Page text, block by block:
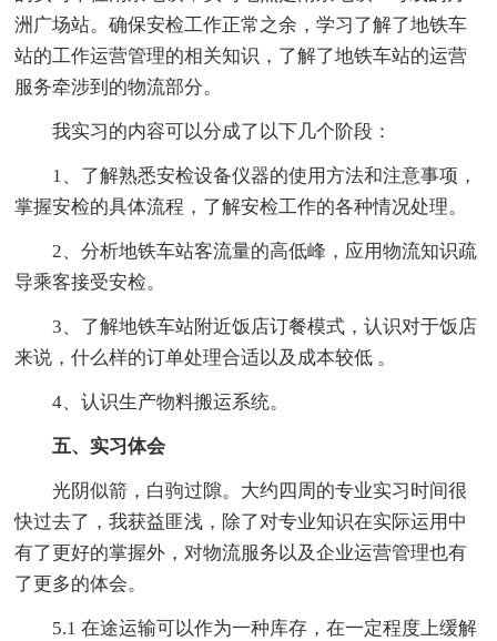
洲广场站。确保安检工作正常之余，学习了解了地铁车
站的工作运营管理的相关知识，了解了地铁车站的运营
服务牵涉到的物流部分。
我实习的内容可以分成了以下几个阶段：
1、了解熟悉安检设备仪器的使用方法和注意事项，
掌握安检的具体流程，了解安检工作的各种情况处理。
2、分析地铁车站客流量的高低峰，应用物流知识疏
导乘客接受安检。
3、了解地铁车站附近饭店订餐模式，认识对于饭店
来说，什么样的订单处理合适以及成本较低 。
4、认识生产物料搬运系统。
五、实习体会
光阴似箭，白驹过隙。大约四周的专业实习时间很
快过去了，我获益匪浅，除了对专业知识在实际运用中
有了更好的掌握外，对物流服务以及企业运营管理也有
了更多的体会。
5.1 在途运输可以作为一种库存，在一定程度上缓解